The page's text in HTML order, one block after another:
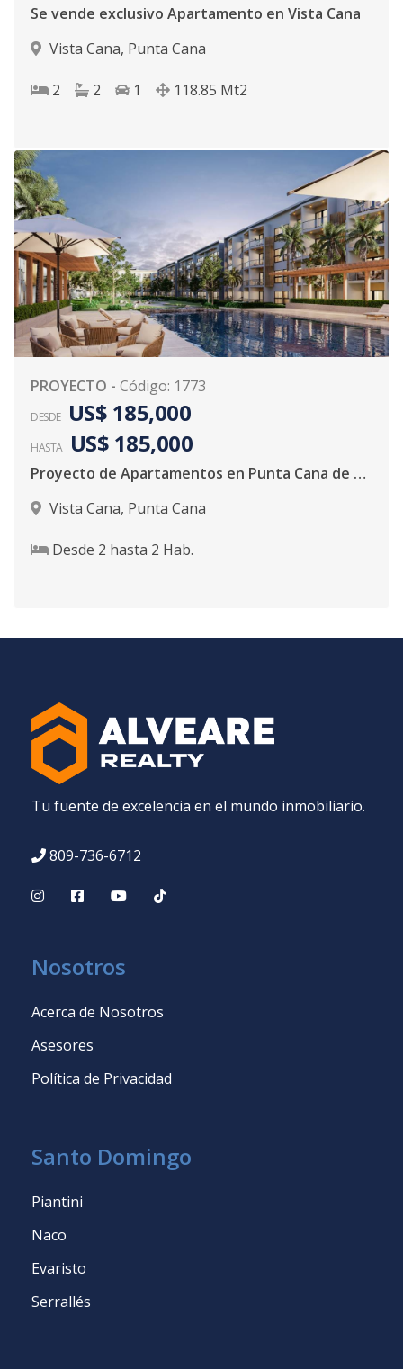
Se vende exclusivo Apartamento en Vista Cana
Vista Cana, Punta Cana
2 2 1 118.85 Mt2
PROYECTO - Código: 1773
DESDE US$ 185,000
HASTA US$ 185,000
Proyecto de Apartamentos en Punta Cana de 2 Habitaciones con Linea Blanca
Vista Cana, Punta Cana
Desde 2 hasta 2 Hab.
Tu fuente de excelencia en el mundo inmobiliario.
809-736-6712
Nosotros
Acerca de Nosotros
Asesores
Política de Privacidad
Santo Domingo
Piantini
Naco
Evaristo
Serrallés